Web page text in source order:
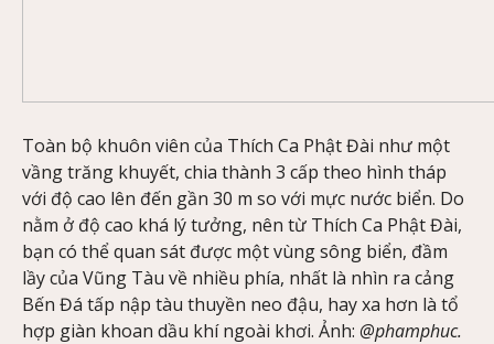
Toàn bộ khuôn viên của Thích Ca Phật Đài như một
vầng trăng khuyết, chia thành 3 cấp theo hình tháp
với độ cao lên đến gần 30 m so với mực nước biển. Do
nằm ở độ cao khá lý tưởng, nên từ Thích Ca Phật Đài,
bạn có thể quan sát được một vùng sông biển, đầm
lầy của Vũng Tàu về nhiều phía, nhất là nhìn ra cảng
Bến Đá tấp nập tàu thuyền neo đậu, hay xa hơn là tổ
hợp giàn khoan dầu khí ngoài khơi. Ảnh: @phamphuc.